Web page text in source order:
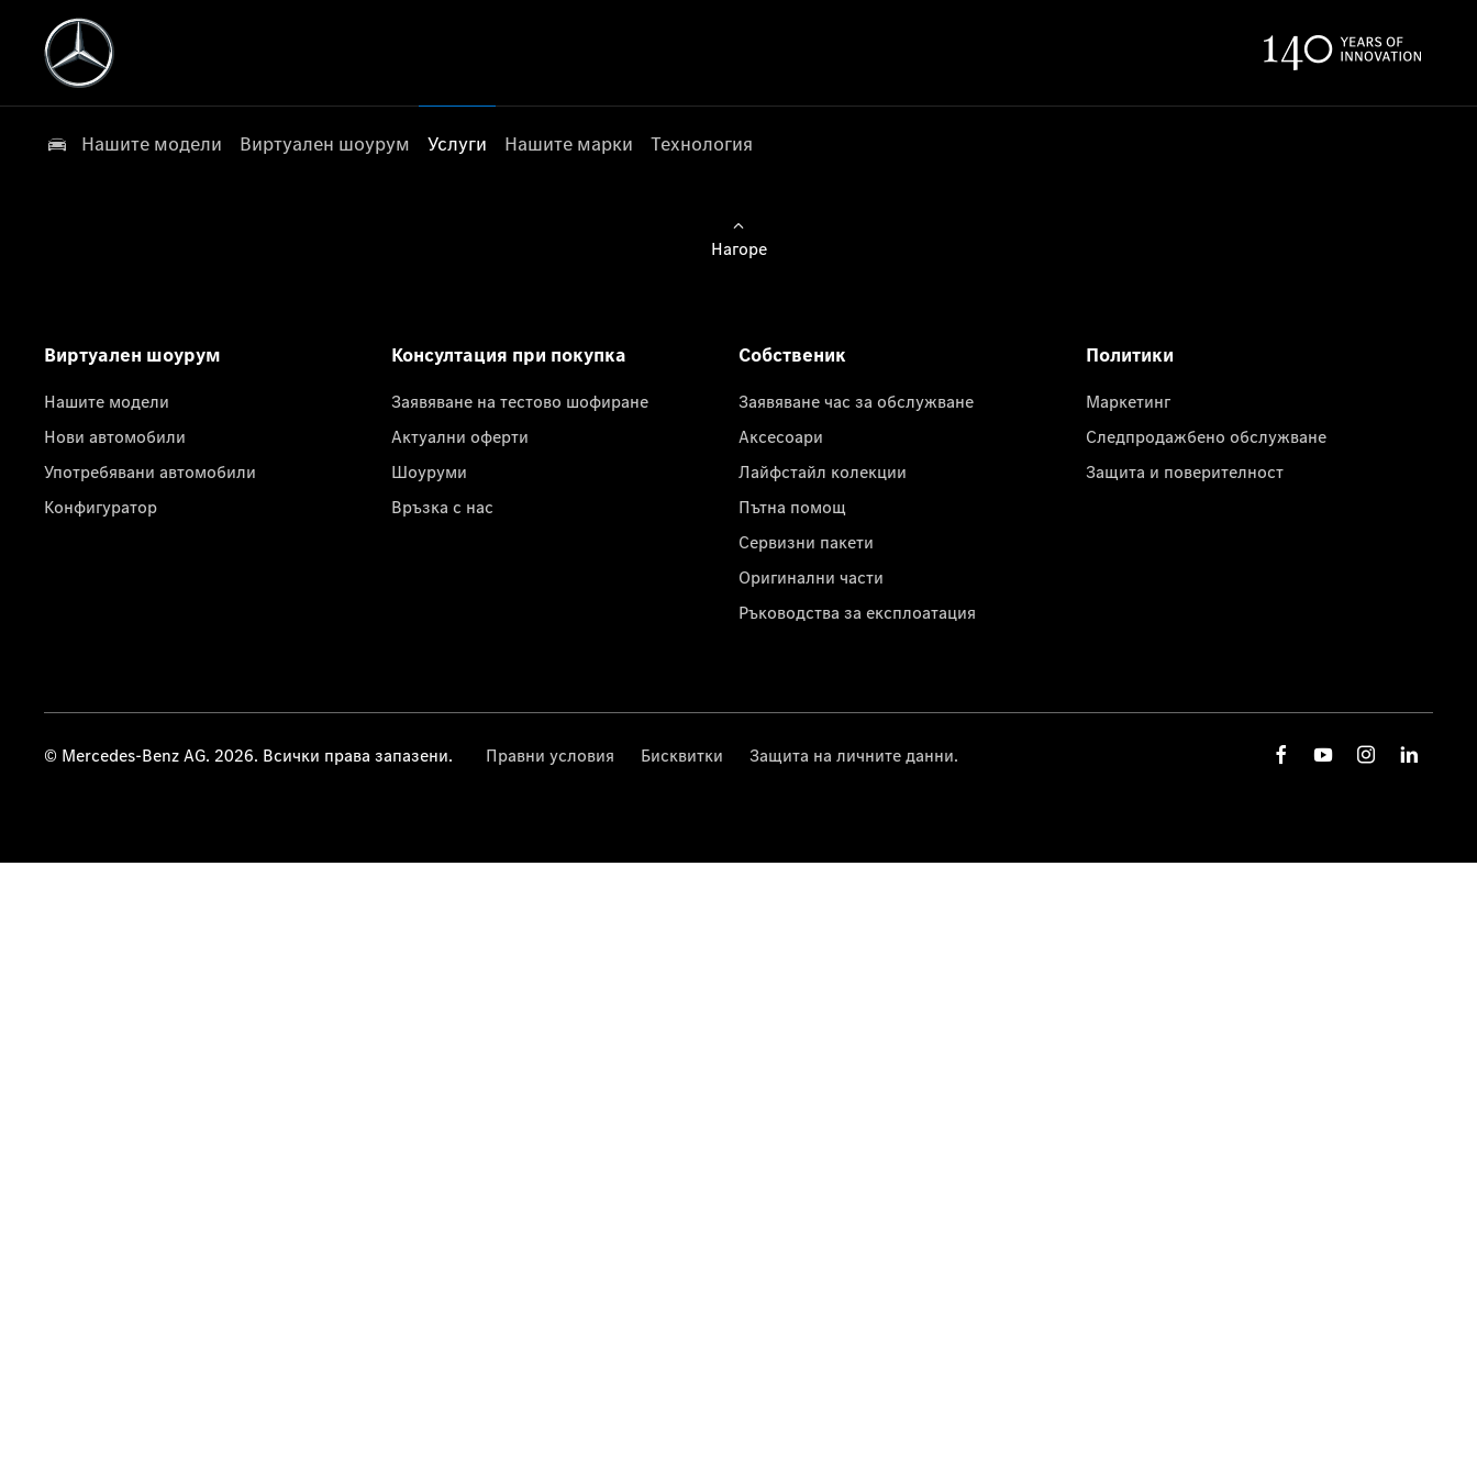
Нашите модели Виртуален шоурум Услуги Нашите марки Технология
Нагоре
Виртуален шоурум
Нашите модели
Нови автомобили
Употребявани автомобили
Конфигуратор
Консултация при покупка
Заявяване на тестово шофиране
Актуални оферти
Шоуруми
Връзка с нас
Собственик
Заявяване час за обслужване
Аксесоари
Лайфстайл колекции
Пътна помощ
Сервизни пакети
Оригинални части
Ръководства за експлоатация
Политики
Маркетинг
Следпродажбено обслужване
Защита и поверителност
© Mercedes-Benz AG. 2026. Всички права запазени. Правни условия Бисквитки Защита на личните данни.